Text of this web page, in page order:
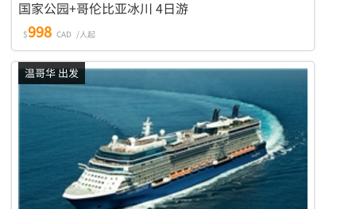
国家公园+哥伦比亚冰川 4日游
$998 CAD /人起
温哥华 出发